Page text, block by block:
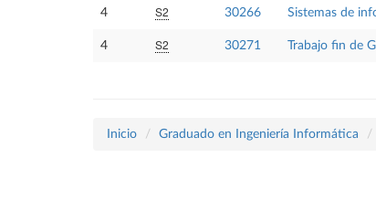
4 S2 30266 Sistemas de
4 S2 30271 Trabajo fin de
Inicio Graduado en Ingeniería Informática